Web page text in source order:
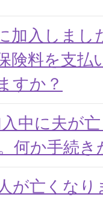
加入しまし
険料を支払
すか？
中に夫が
何か手続
が亡くな